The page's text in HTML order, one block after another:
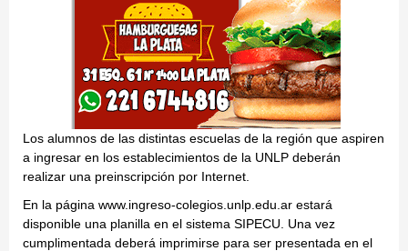
Los alumnos de las distintas escuelas de la región que aspiren
a ingresar en los establecimientos de la UNLP deberán
realizar una preinscripción por Internet.
En la página www.ingreso-colegios.unlp.edu.ar estará
disponible una planilla en el sistema SIPECU. Una vez
cumplimentada deberá imprimirse para ser presentada en el